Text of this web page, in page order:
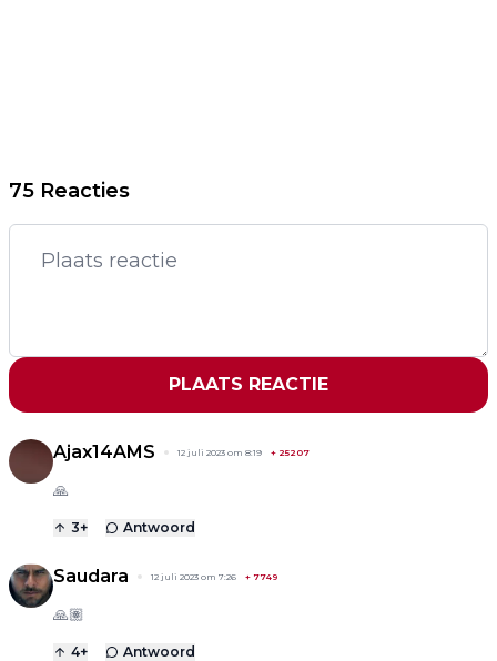
75 Reacties
PLAATS REACTIE
Ajax14AMS 12 juli 2023 om 8:19 + 25207
🙏
3+ Antwoord
Saudara 12 juli 2023 om 7:26 + 7749
🙏🏽
4+ Antwoord